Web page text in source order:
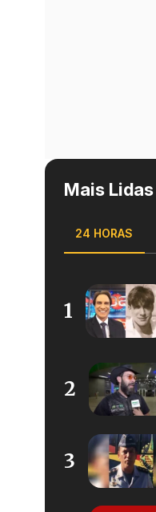
Mais Lidas
24 HORAS
1
2
3